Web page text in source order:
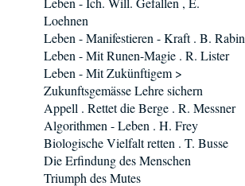
Loehnen
Leben - Manifestieren - Kraft . B. Rabin
Leben - Mit Runen-Magie . R. Lister
Leben - Mit Zukünftigem >
Zukunftsgemässe Lehre sichern
Appell . Rettet die Berge . R. Messner
Algorithmen - Leben . H. Frey
Biologische Vielfalt retten . T. Busse
Die Erfindung des Menschen
Triumph des Mutes